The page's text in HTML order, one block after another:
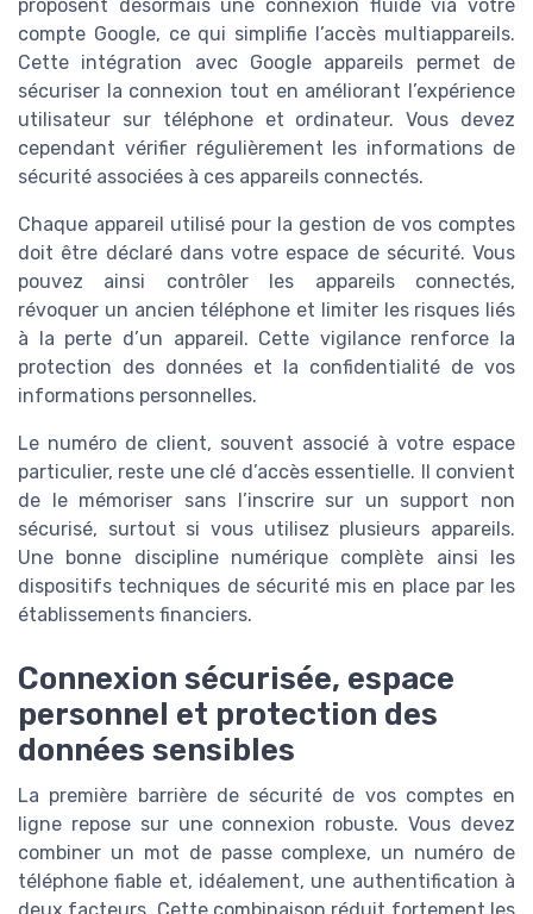
proposent désormais une connexion fluide via votre
compte Google, ce qui simplifie l’accès multiappareils.
Cette intégration avec Google appareils permet de
sécuriser la connexion tout en améliorant l’expérience
utilisateur sur téléphone et ordinateur. Vous devez
cependant vérifier régulièrement les informations de
sécurité associées à ces appareils connectés.
Chaque appareil utilisé pour la gestion de vos comptes
doit être déclaré dans votre espace de sécurité. Vous
pouvez ainsi contrôler les appareils connectés,
révoquer un ancien téléphone et limiter les risques liés
à la perte d’un appareil. Cette vigilance renforce la
protection des données et la confidentialité de vos
informations personnelles.
Le numéro de client, souvent associé à votre espace
particulier, reste une clé d’accès essentielle. Il convient
de le mémoriser sans l’inscrire sur un support non
sécurisé, surtout si vous utilisez plusieurs appareils.
Une bonne discipline numérique complète ainsi les
dispositifs techniques de sécurité mis en place par les
établissements financiers.
Connexion sécurisée, espace
personnel et protection des
données sensibles
La première barrière de sécurité de vos comptes en
ligne repose sur une connexion robuste. Vous devez
combiner un mot de passe complexe, un numéro de
téléphone fiable et, idéalement, une authentification à